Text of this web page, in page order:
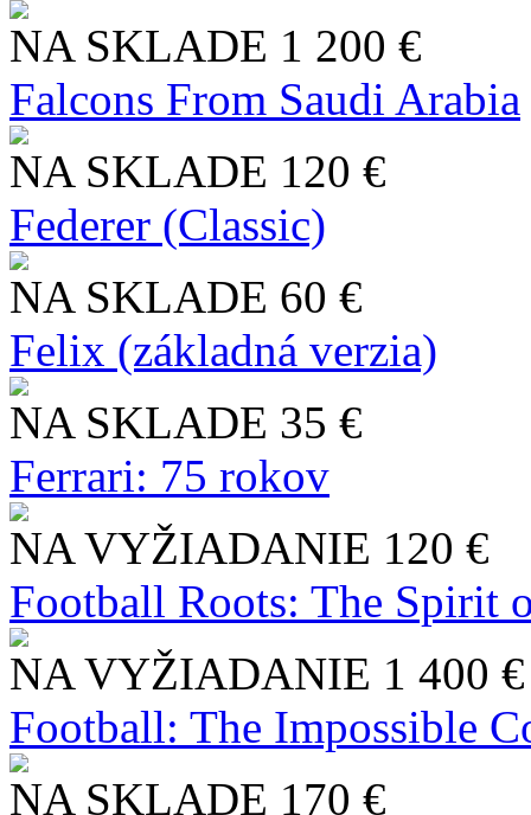
NA SKLADE 1 200 €
Falcons From Saudi Arabia
NA SKLADE 120 €
Federer (Classic)
NA SKLADE 60 €
Felix (základná verzia)
NA SKLADE 35 €
Ferrari: 75 rokov
NA VYŽIADANIE 120 €
Football Roots: The Spirit
NA VYŽIADANIE 1 400 €
Football: The Impossible
NA SKLADE 170 €